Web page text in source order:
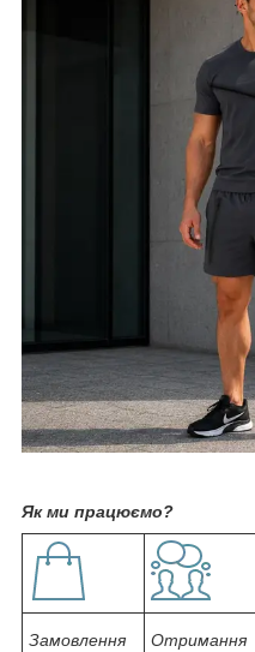
Як ми працюємо?
Замовлення
Отримання